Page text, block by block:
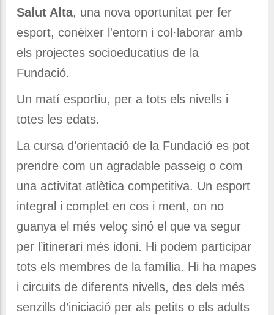
Salut Alta, una nova oportunitat per fer
esport, conèixer l'entorn i col·laborar amb
els projectes socioeducatius de la
Fundació.
Un matí esportiu, per a tots els nivells i
totes les edats.
La cursa d’orientació de la Fundació es pot
prendre com un agradable passeig o com
una activitat atlètica competitiva. Un esport
integral i complet en cos i ment, on no
guanya el més veloç sinó el que va segur
per l’itinerari més idoni. Hi podem participar
tots els membres de la família. Hi ha mapes
i circuits de diferents nivells, des dels més
senzills d’iniciació per als petits o els adults